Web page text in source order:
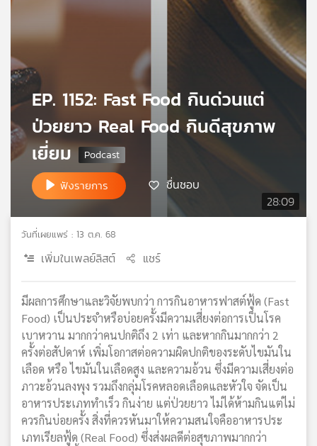
เครือ
ข่าย
วิทยุ
พี
บี
เอส
แผนที่
เครือ
ข่าย
28:09
EP. 1152: Fast Food กินด่วนแต่
ป่วยยาว Real Food กินดีสุขภาพ
เยี่ยม
ฟังรายการ ชื่นชอบ
วันที่เผยแพร่ : 13 ต.ค. 68
เพิ่มในเพลย์ลิสต์ แชร์
มีผลการศึกษาและวิจัยพบกว่า การกินอาหารฟาสต์ฟู้ด (Fast
Food) เป็นประจำหรือบ่อยครั้งมีความเสี่ยงต่อการเป็นโรค
เบาหวาน มากกว่าคนปกติถึง 2 เท่า และหากกินมากกว่า 2
ครั้งต่อสัปดาห์ เพิ่มโอกาสต่อความผิดปกติของระดับไขมันใน
เลือด หรือ ไขมันในเลือดสูง และความอ้วน ซึ่งมีความเสี่ยงต่อ
ภาวะอ้วนลงพุง รวมถึงกลุ่มโรคหลอดเลือดและหัวใจ จัดเป็น
อาหารประเภททำเร็ว กินง่าย แต่ป่วยยาว ไม่ได้ห้ามกินแต่ไม่
ควรกินบ่อยครั้ง สิ่งที่ควรหันมาให้ความสนใจคืออาหารประ
เภทเรียลฟู้ด (Real Food) ซึ่งส่งผลดีต่อสุขภาพมากกว่า